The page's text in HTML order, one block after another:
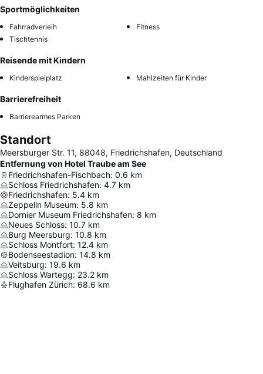
Sportmöglichkeiten
Fahrradverleih
Fitness
Tischtennis
Reisende mit Kindern
Kinderspielplatz Mahlzeiten für Kinder
Barrierefreiheit
Barrierearmes Parken
Standort
Meersburger Str. 11, 88048, Friedrichshafen, Deutschland
Entfernung von Hotel Traube am See
Friedrichshafen-Fischbach: 0.6 km
Schloss Friedrichshafen: 4.7 km
Friedrichshafen: 5.4 km
Zeppelin Museum: 5.8 km
Dornier Museum Friedrichshafen: 8 km
Neues Schloss: 10.7 km
Burg Meersburg: 10.8 km
Schloss Montfort: 12.4 km
Bodenseestadion: 14.8 km
Veitsburg: 19.6 km
Schloss Wartegg: 23.2 km
Flughafen Zürich: 68.6 km